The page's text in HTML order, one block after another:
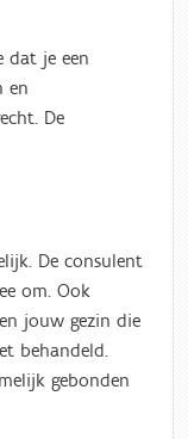
dat je een
en
De
De consulent
om. Ook
jouw gezin die
behandeld.
gebonden